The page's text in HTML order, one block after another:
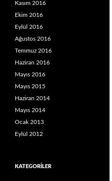
Kasım 2016
Ekim 2016
Eylül 2016
Ağustos 2016
Temmuz 2016
Haziran 2016
Mayıs 2016
Mayıs 2015
Haziran 2014
Mayıs 2014
Ocak 2013
Eylül 2012
KATEGORILER